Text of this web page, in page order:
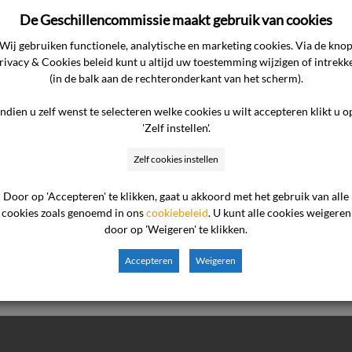
tegenover
De uitspraak gaat over een overeenkomst tussen een
De consument is met de makelaar een opdracht tot
geadviseerd om een Copaan-applicatie te gebruiken,
bod uit […]
De Geschillencommissie maakt gebruik van cookies
Wij gebruiken functionele, analytische en marketing cookies. Via de knop
& Cookies beleid kunt u altijd uw toestemming wijzigen of
(in de balk aan de rechteronderkant van het scherm).
u zelf wenst te selecteren welke cookies u wilt accepteren klikt u
'Zelf instellen'.
Zelf cookies instellen
Door op 'Accepteren' te klikken, gaat u akkoord met het gebruik van alle
cookies zoals genoemd in onscookiebeleid. U kunt alle cookies weigeren
door op 'Weigeren' te klikken.
Accepteren Weigeren